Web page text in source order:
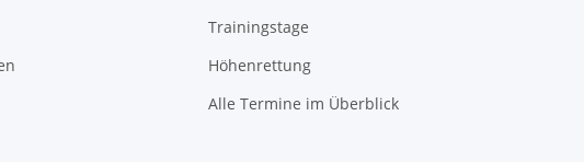
Trainingstage
Höhenrettung
Alle Termine im Überblick